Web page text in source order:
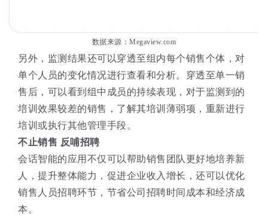
数据来源：Megaview.com
另外，监测结果还可以穿透至组内每个销售个体，对
单个人员的变化情况进行查看和分析。穿透至单一销
售后，可以看到组中成员的持续表现，对于监测到的
培训效果较差的销售，了解其培训薄弱项，重新进行
培训或执行其他管理手段。
不止销售 反哺招聘
会话智能的应用不仅可以帮助销售团队更好地培养新
人，提升整体能力，促进企业收入增长，还可以优化
销售人员招聘环节，节省公司招聘时间成本和经济成
本。